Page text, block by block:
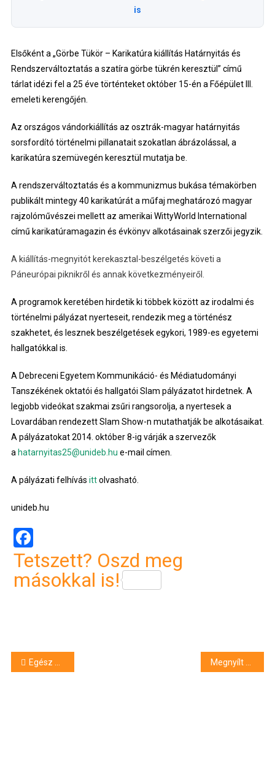
is
Elsőként a „Görbe Tükör – Karikatúra kiállítás Határnyitás és
Rendszerváltoztatás a szatíra görbe tükrén keresztül” című
tárlat idézi fel a 25 éve történteket október 15-én a Főépület III.
emeleti kerengőjén.
Az országos vándorkiállítás az osztrák-magyar határnyitás
sorsfordító történelmi pillanatait szokatlan ábrázolással, a
karikatúra szemüvegén keresztül mutatja be.
A rendszerváltoztatás és a kommunizmus bukása témakörben
publikált mintegy 40 karikatúrát a műfaj meghatározó magyar
rajzolóművészei mellett az amerikai WittyWorld International
című karikatúramagazin és évkönyv alkotásainak szerzői jegyzik.
A kiállítás-megnyitót kerekasztal-beszélgetés követi a
Páneurópai piknikről és annak következményeiről.
A programok keretében hirdetik ki többek között az irodalmi és
történelmi pályázat nyerteseit, rendezik meg a történész
szakhetet, és lesznek beszélgetések egykori, 1989-es egyetemi
hallgatókkal is.
A Debreceni Egyetem Kommunikáció- és Médiatudományi
Tanszékének oktatói és hallgatói Slam pályázatot hirdetnek. A
legjobb videókat szakmai zsűri rangsorolja, a nyertesek a
Lovardában rendezett Slam Show-n mutathatják be alkotásaikat.
A pályázatokat 2014. október 8-ig várják a szervezők
a hatarnyitas25@unideb.hu e-mail címen.
A pályázati felhívás ittolvasható.
unideb.hu
Facebook
Tetszett? Oszd meg
másokkal is!
Bejegyzés
Egész napos mézkóstoltatás Berettyóújfaluban